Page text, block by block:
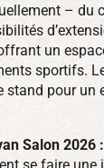
– du
un
sportifs.
stand pour un
Salon 2026